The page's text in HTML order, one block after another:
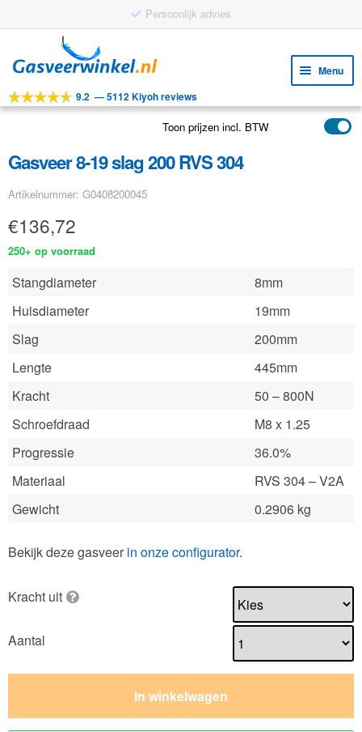
Persoonlijk advies
door
navigatie
naar
inhoud
Menu
Tools
Toepassingen
Klantenservice
FAQ
9.2 —5112 Kiyoh reviews
Toon prijzen incl. BTW
Gasveer 8-19 slag 200 RVS 304
Artikelnummer: G0408200045
€136,72
250+ op voorraad
Stangdiameter
8mm
Huisdiameter
19mm
Slag
200mm
Lengte
445mm
Kracht
50 – 800N
Schroefdraad
M8 x 1.25
Progressie
36.0%
Materiaal
RVS 304 – V2A
Gewicht
0.2906 kg
Bekijk deze gasveer in onze configurator.
Kracht uit
Aantal
In winkelwagen